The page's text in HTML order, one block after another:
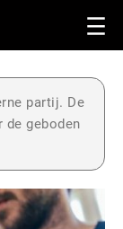
partij. De
geboden